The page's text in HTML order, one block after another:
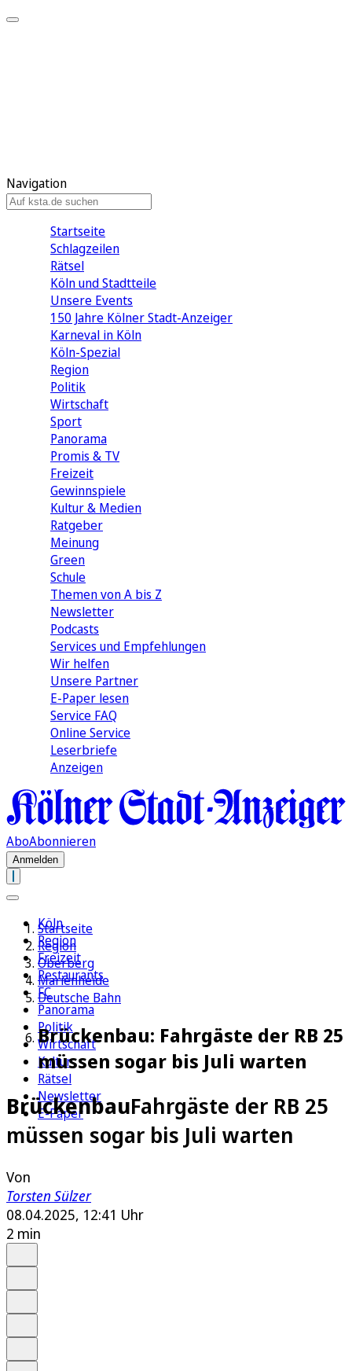
Navigation
Startseite
Schlagzeilen
Rätsel
Köln und Stadtteile
Unsere Events
150 Jahre Kölner Stadt-Anzeiger
Karneval in Köln
Köln-Spezial
Region
Politik
Wirtschaft
Sport
Panorama
Promis & TV
Freizeit
Gewinnspiele
Kultur & Medien
Ratgeber
Meinung
Green
Schule
Themen von A bis Z
Newsletter
Podcasts
Services und Empfehlungen
Wir helfen
Unsere Partner
E-Paper lesen
Service FAQ
Online Service
Leserbriefe
Anzeigen
AboAbonnieren
Anmelden
Köln
Region
Freizeit
Restaurants
FC
Panorama
Politik
Wirtschaft
Kultur
Rätsel
Newsletter
E-Paper
Startseite
Region
Oberberg
Marienheide
Deutsche Bahn
Brückenbau: Fahrgäste der RB 25
müssen sogar bis Juli warten
BrückenbauFahrgäste der RB 25
müssen sogar bis Juli warten
Von
Torsten Sülzer
08.04.2025, 12:41 Uhr
2 min